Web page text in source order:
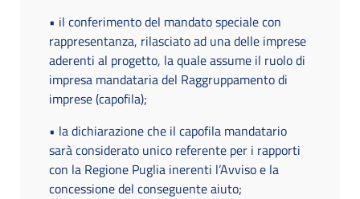
• il conferimento del mandato speciale con
rappresentanza, rilasciato ad una delle imprese
aderenti al progetto, la quale assume il ruolo di
impresa mandataria del Raggruppamento di
imprese (capofila);
• la dichiarazione che il capofila mandatario
sarà considerato unico referente per i rapporti
con la Regione Puglia inerenti l’Avviso e la
concessione del conseguente aiuto;